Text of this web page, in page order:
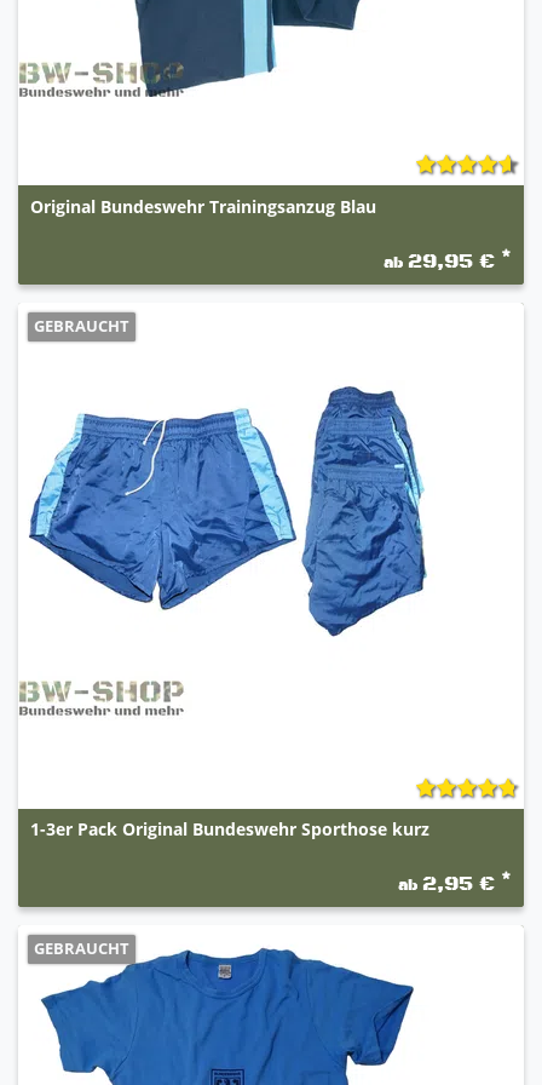
speziell entwickelte Schalensohle, leicht profiliert
- durch die Eintauchtiefe wird das seitliche
Abknicken des Fußes verhindert, nicht kreidend
glattes strapazierfähiges echtes Rindboxleder
vorgeformte anatomische waschbare und
herausnehmbare Einlegesohle
Polsterung kann der Schuh optimal an den Fuß
angepasst werden
Flachschnürsenkel - verhindert das Nachgeben
nach der Fixierung und gibt daher besonderen
Original Bundeswehr Trainingsanzug Blau
ab 29,95 € *
GEBRAUCHT
1-3er Pack Original Bundeswehr Sporthose kurz
ab 2,95 € *
GEBRAUCHT